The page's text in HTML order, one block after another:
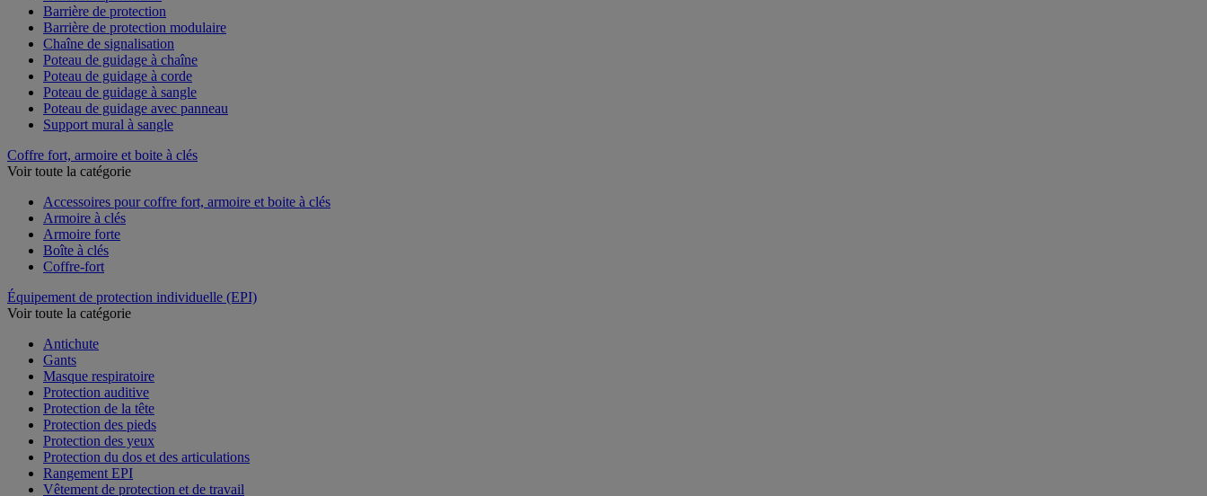
Arceau de protection
Barrière de protection
Barrière de protection modulaire
Chaîne de signalisation
Poteau de guidage à chaîne
Poteau de guidage à corde
Poteau de guidage à sangle
Poteau de guidage avec panneau
Coffre fort, armoire et boite à clés
Accessoires pour coffre fort, armoire et boite à clés
Armoire à clés
Armoire forte
Boîte à clés
Équipement de protection individuelle (EPI)
Antichute
Gants
Masque respiratoire
Protection auditive
Protection de la tête
Protection des pieds
Protection des yeux
Protection du dos et des articulations
Rangement EPI